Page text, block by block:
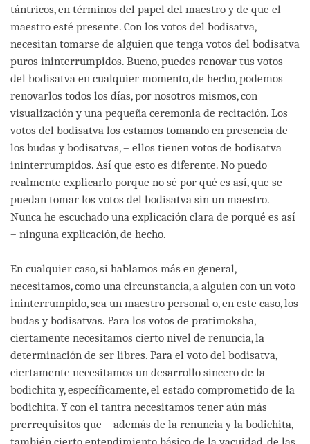
tántricos, en términos del papel del maestro y de que el
maestro esté presente. Con los votos del bodisatva,
necesitan tomarse de alguien que tenga votos del bodisatva
puros ininterrumpidos. Bueno, puedes renovar tus votos
del bodisatva en cualquier momento, de hecho, podemos
renovarlos todos los días, por nosotros mismos, con
visualización y una pequeña ceremonia de recitación. Los
votos del bodisatva los estamos tomando en presencia de
los budas y bodisatvas, – ellos tienen votos de bodisatva
ininterrumpidos. Así que esto es diferente. No puedo
realmente explicarlo porque no sé por qué es así, que se
puedan tomar los votos del bodisatva sin un maestro.
Nunca he escuchado una explicación clara de porqué es así
– ninguna explicación, de hecho.
En cualquier caso, si hablamos más en general,
necesitamos, como una circunstancia, a alguien con un voto
ininterrumpido, sea un maestro personal o, en este caso, los
budas y bodisatvas. Para los votos de pratimoksha,
ciertamente necesitamos cierto nivel de renuncia, la
determinación de ser libres. Para el voto del bodisatva,
ciertamente necesitamos un desarrollo sincero de la
bodichita y, específicamente, el estado comprometido de la
bodichita. Y con el tantra necesitamos tener aún más
prerrequisitos que – además de la renuncia y la bodichita,